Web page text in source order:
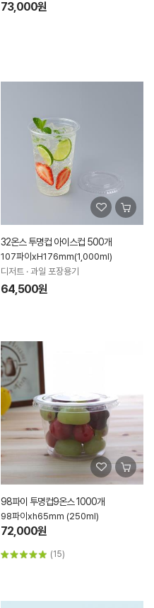
73,000원
32온스 투명컵 아이스컵 500개
107파이xH176mm(1,000ml)
디저트 · 과일 포장용기
64,500원
98파이 투명컵9온스 1000개
98파이xh65mm (250ml)
72,000원
(15)